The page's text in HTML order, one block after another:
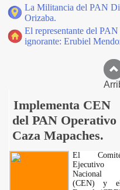
La Militancia del PAN
Orizaba.
El representante del
ignorante: Erubiel
Implementa CEN
del PAN Operativo
Caza Mapaches.
El
Ejecutivo
Nacional
(CEN) y